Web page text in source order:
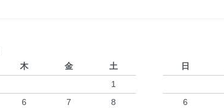
木 金
土
1
6 7
8
日
6